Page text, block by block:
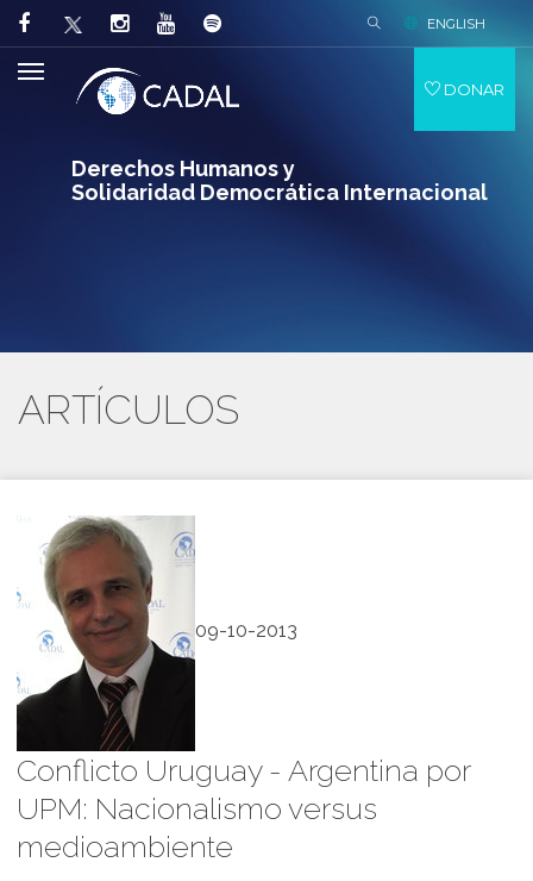
Derechos Humanos y
Solidaridad Democrática Internacional
ENGLISH
DONAR
ARTÍCULOS
09-10-2013
Conflicto Uruguay - Argentina por
UPM: Nacionalismo versus
medioambiente